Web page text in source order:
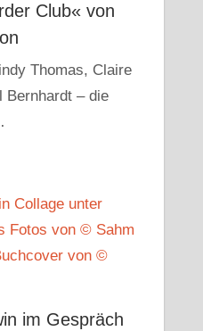
Club« von
Thomas, Claire
Bernhardt – die
im Gespräch